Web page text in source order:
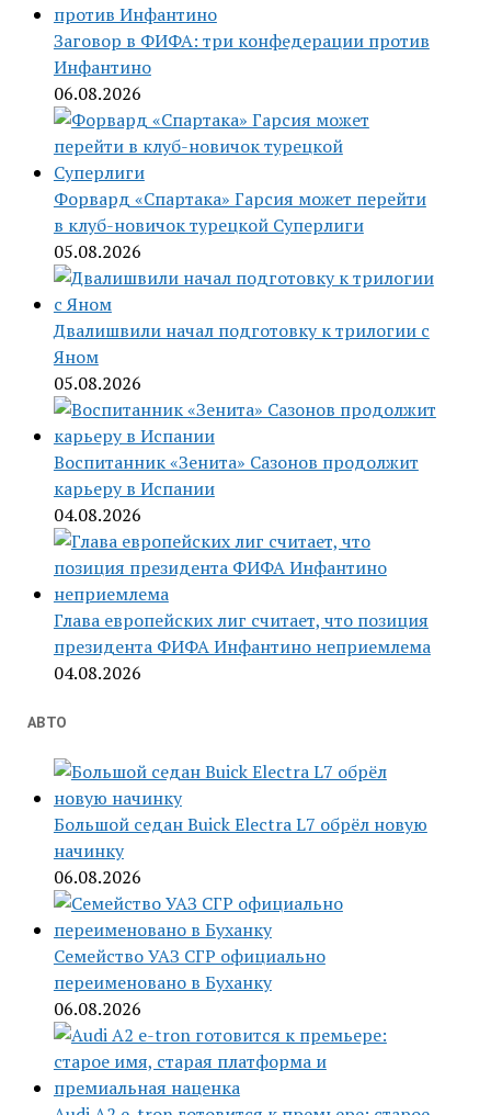
Заговор в ФИФА: три конфедерации против
Инфантино
06.08.2026
Форвард «Спартака» Гарсия может перейти
в клуб-новичок турецкой Суперлиги
05.08.2026
Двалишвили начал подготовку к трилогии с
Яном
05.08.2026
Воспитанник «Зенита» Сазонов продолжит
карьеру в Испании
04.08.2026
Глава европейских лиг считает, что позиция
президента ФИФА Инфантино неприемлема
04.08.2026
АВТО
Большой седан Buick Electra L7 обрёл новую
начинку
06.08.2026
Семейство УАЗ СГР официально
переименовано в Буханку
06.08.2026